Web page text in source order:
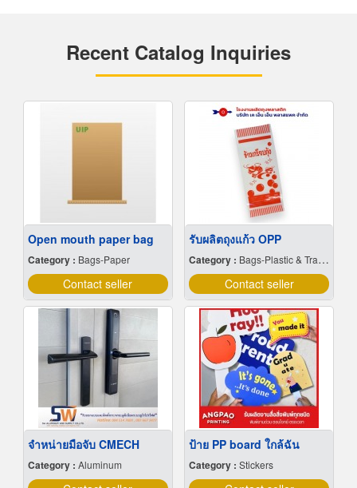
Recent Catalog Inquiries
Open mouth paper bag
Category : Bags-Paper
Contact seller
รับผลิตถุงแก้ว OPP
Category : Bags-Plastic & Transparent
Contact seller
จำหน่ายมือจับ CMECH
Category : Aluminum
ป้าย PP board ใกล้ฉัน
Category : Stickers